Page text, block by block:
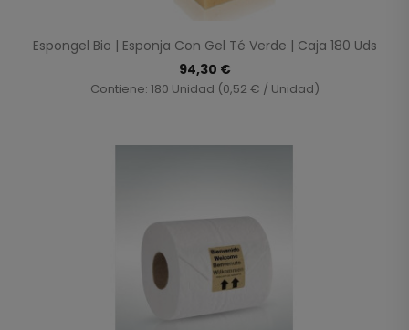
Espongel Bio | Esponja Con Gel Té Verde | Caja 180 Uds
94,30 €
Contiene: 180 Unidad (0,52 € / Unidad)